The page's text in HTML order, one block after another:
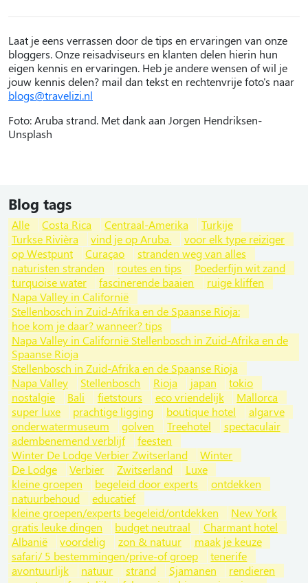
Laat je eens verrassen door de tips en ervaringen van onze
bloggers. Onze reisadviseurs en klanten delen hierin hun
eigen kennis en ervaringen. Heb je andere wensen of wil je
jouw kennis delen? mail dan tekst en rechtenvrije foto's naar
blogs@travelizi.nl
Foto: Aruba strand. Met dank aan Jorgen Hendriksen-
Unsplash
Blog tags
Alle Costa Rica Centraal-Amerika
Turkije
Turkse Rivièra
vind je op Aruba.
voor elk type reiziger
op Westpunt
Curaçao
stranden weg van alles
naturisten stranden
routes en tips
Poederfijn wit zand
turquoise water
fascinerende baaien
ruige kliffen
Napa Valley in Californië
Stellenbosch in Zuid-Afrika en de Spaanse Rioja:
hoe kom je daar? wanneer? tips
Napa Valley in Californië Stellenbosch in Zuid-Afrika en de
Spaanse Rioja
Stellenbosch in Zuid-Afrika en de Spaanse Rioja
Napa Valley
Stellenbosch Rioja japan
tokio
nostalgie
Bali fietstours eco vriendelijk
Mallorca
super luxe
prachtige ligging boutique hotel
algarve
onderwatermuseum
golven Treehotel
spectaculair
adembenemend verblijf
feesten
Winter De Lodge Verbier Zwitserland
Winter
De Lodge
Verbier Zwitserland
Luxe
kleine groepen
begeleid door experts
ontdekken
natuurbehoud
educatief
kleine groepen/experts begeleid/ontdekken
New York
gratis leuke dingen
budget neutraal
Charmant hotel
Albanië
voordelig zon & natuur
maak je keuze
safari/ 5 bestemmingen/prive-of groep
tenerife
avontuurlijk
natuur strand Sjamanen
rendieren